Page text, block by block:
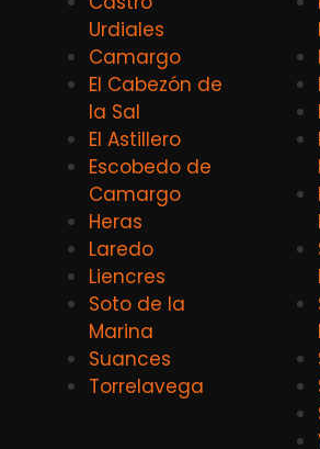
Urdiales
Camargo
El Cabezón de
la Sal
El Astillero
Escobedo de
Camargo
Heras
Laredo
Liencres
Soto de la
Marina
Suances
Torrelavega